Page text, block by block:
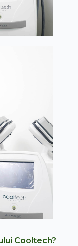
Cooltech?